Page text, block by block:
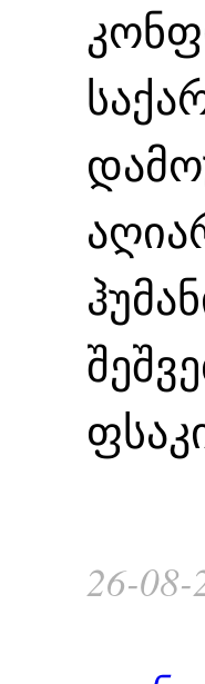
26-08-